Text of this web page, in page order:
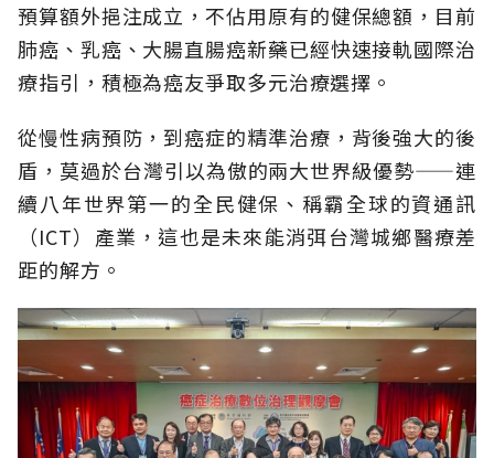
預算額外挹注成立，不佔用原有的健保總額，目前
肺癌、乳癌、大腸直腸癌新藥已經快速接軌國際治
療指引，積極為癌友爭取多元治療選擇。
從慢性病預防，到癌症的精準治療，背後強大的後
盾，莫過於台灣引以為傲的兩大世界級優勢——連
續八年世界第一的全民健保、稱霸全球的資通訊
（ICT）產業，這也是未來能消弭台灣城鄉醫療差
距的解方。